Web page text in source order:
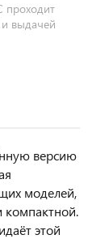
проходит
выдачей
версию
моделей,
компактной.
этой